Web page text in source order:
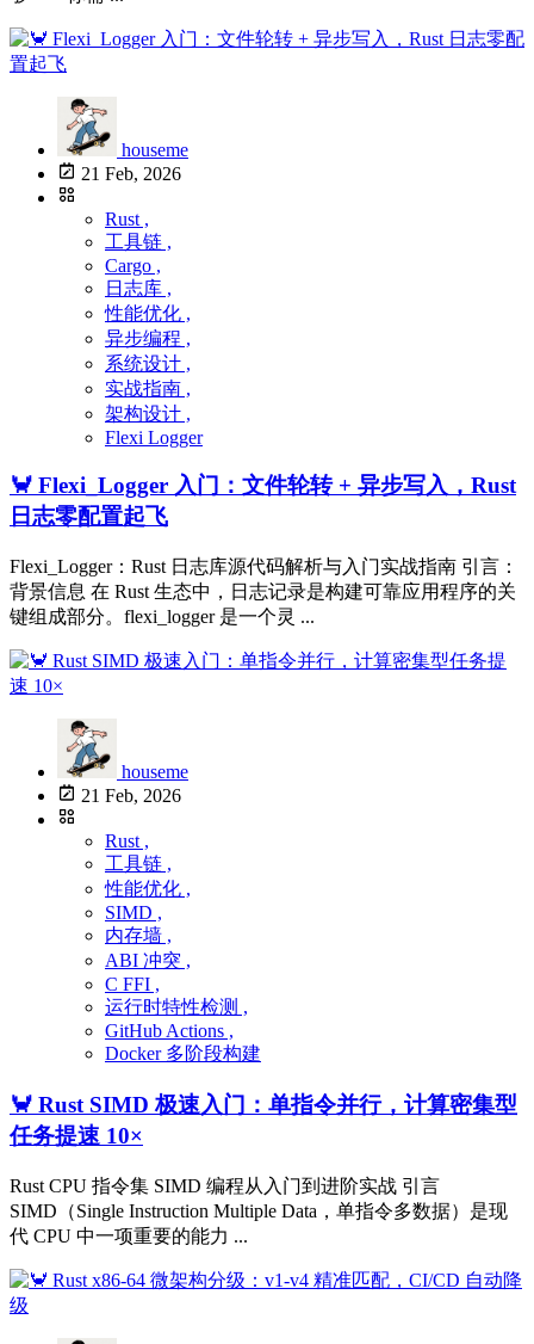
houseme
21 Feb, 2026
Rust ,
工具链 ,
Cargo ,
日志库 ,
性能优化 ,
异步编程 ,
系统设计 ,
实战指南 ,
架构设计 ,
Flexi Logger
🦀 Flexi_Logger 入门：文件轮转 + 异步写入，Rust
日志零配置起飞
Flexi_Logger：Rust 日志库源代码解析与入门实战指南 引言：
背景信息 在 Rust 生态中，日志记录是构建可靠应用程序的关
键组成部分。flexi_logger 是一个灵 ...
houseme
21 Feb, 2026
Rust ,
工具链 ,
性能优化 ,
SIMD ,
内存墙 ,
ABI 冲突 ,
C FFI ,
运行时特性检测 ,
GitHub Actions ,
Docker 多阶段构建
🦀 Rust SIMD 极速入门：单指令并行，计算密集型
任务提速 10×
Rust CPU 指令集 SIMD 编程从入门到进阶实战 引言
SIMD（Single Instruction Multiple Data，单指令多数据）是现
代 CPU 中一项重要的能力 ...